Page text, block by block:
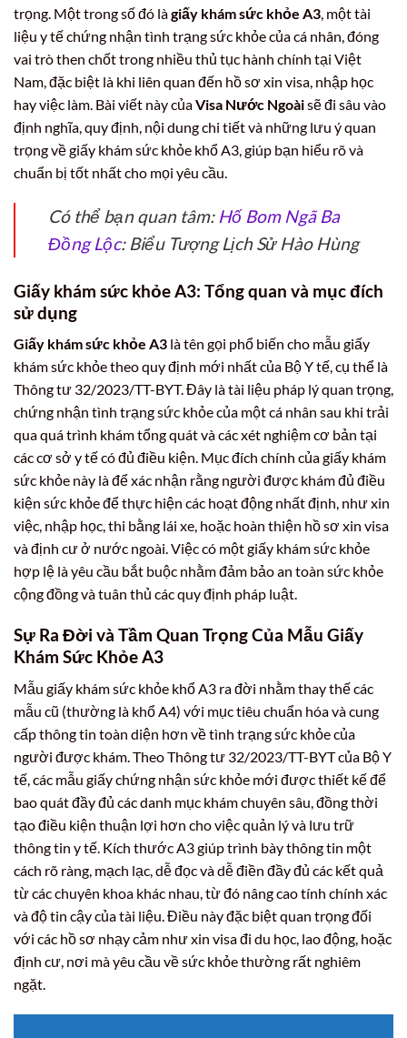
trọng. Một trong số đó làgiấy khám sức khỏe A3, một tài
liệu y tế chứng nhận tình trạng sức khỏe của cá nhân, đóng
vai trò then chốt trong nhiều thủ tục hành chính tại Việt
Nam, đặc biệt là khi liên quan đến hồ sơ xin visa, nhập học
hay việc làm. Bài viết này củaVisa Nước Ngoàisẽ đi sâu vào
định nghĩa, quy định, nội dung chi tiết và những lưu ý quan
trọng về giấy khám sức khỏe khổ A3, giúp bạn hiểu rõ và
chuẩn bị tốt nhất cho mọi yêu cầu.
Có thể bạn quan tâm: Hố Bom Ngã Ba
Đồng Lộc: Biểu Tượng Lịch Sử Hào Hùng
Giấy khám sức khỏe A3: Tổng quan và mục đích
sử dụng
Giấy khám sức khỏe A3 là tên gọi phổ biến cho mẫu giấy
khám sức khỏe theo quy định mới nhất của Bộ Y tế, cụ thể là
Thông tư 32/2023/TT-BYT. Đây là tài liệu pháp lý quan trọng,
chứng nhận tình trạng sức khỏe của một cá nhân sau khi trải
qua quá trình khám tổng quát và các xét nghiệm cơ bản tại
các cơ sở y tế có đủ điều kiện. Mục đích chính của giấy khám
sức khỏe này là để xác nhận rằng người được khám đủ điều
kiện sức khỏe để thực hiện các hoạt động nhất định, như xin
việc, nhập học, thi bằng lái xe, hoặc hoàn thiện hồ sơ xin visa
và định cư ở nước ngoài. Việc có một giấy khám sức khỏe
hợp lệ là yêu cầu bắt buộc nhằm đảm bảo an toàn sức khỏe
cộng đồng và tuân thủ các quy định pháp luật.
Sự Ra Đời và Tầm Quan Trọng Của Mẫu Giấy
Khám Sức Khỏe A3
Mẫu giấy khám sức khỏe khổ A3 ra đời nhằm thay thế các
mẫu cũ (thường là khổ A4) với mục tiêu chuẩn hóa và cung
cấp thông tin toàn diện hơn về tình trạng sức khỏe của
người được khám. Theo Thông tư 32/2023/TT-BYT của Bộ Y
tế, các mẫu giấy chứng nhận sức khỏe mới được thiết kế để
bao quát đầy đủ các danh mục khám chuyên sâu, đồng thời
tạo điều kiện thuận lợi hơn cho việc quản lý và lưu trữ
thông tin y tế. Kích thước A3 giúp trình bày thông tin một
cách rõ ràng, mạch lạc, dễ đọc và dễ điền đầy đủ các kết quả
từ các chuyên khoa khác nhau, từ đó nâng cao tính chính xác
và độ tin cậy của tài liệu. Điều này đặc biệt quan trọng đối
với các hồ sơ nhạy cảm như xin visa đi du học, lao động, hoặc
định cư, nơi mà yêu cầu về sức khỏe thường rất nghiêm
ngặt.